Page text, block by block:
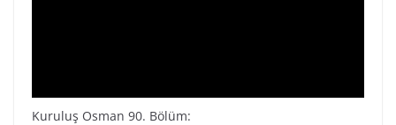
Kuruluş Osman 90. Bölüm: